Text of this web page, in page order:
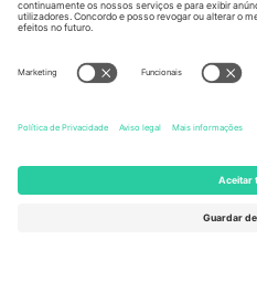
Unter den Linden 24, 10117
Berlin, Germany
131 Continental Dr, Suite 305,